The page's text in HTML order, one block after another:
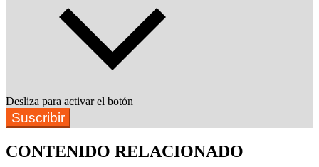
Desliza para activar el botón
Suscribir
CONTENIDO RELACIONADO